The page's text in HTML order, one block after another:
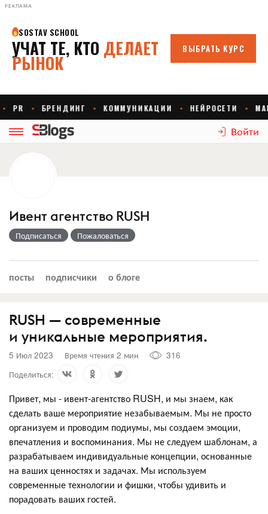
РЕКЛАМА
Войти
Ивент агентство RUSH
Подписаться Пожаловаться
посты подписчики о блоге
RUSH — современные
и уникальные мероприятия.
5 Июл 2023 Время чтения 2 мин
316
Поделиться:
Привет, мы - ивент-агентство RUSH, и мы знаем, как
сделать ваше мероприятие незабываемым. Мы не просто
организуем и проводим подиумы, мы создаем эмоции,
впечатления и воспоминания. Мы не следуем шаблонам, а
разрабатываем индивидуальные концепции, основанные
на ваших ценностях и задачах. Мы используем
современные технологии и фишки, чтобы удивить и
порадовать ваших гостей.